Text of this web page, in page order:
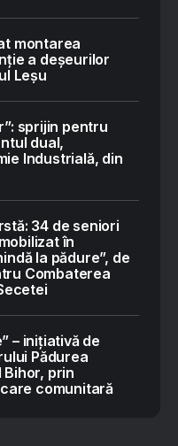
montarea
a deșeurilor
Leșu
sprijin pentru
dual,
Industrială, din
34 de seniori
în
la pădure”, de
Combaterea
– inițiativă de
Pădurea
Bihor, prin
comunitară